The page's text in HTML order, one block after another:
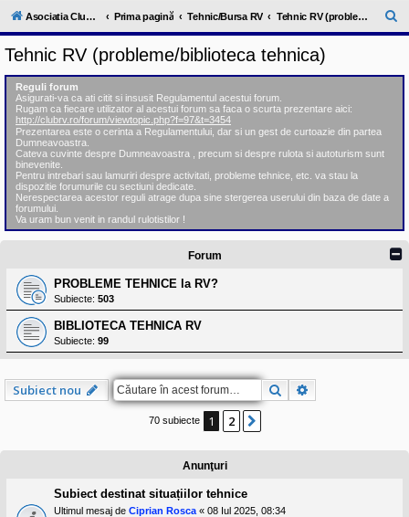
l
u
V
c
o
m
u
n
i
t
a
t
e
a
p
o
o
r
i
l
o
r
d
r
u
e
u
Asociatia ClubRV-RO Prima pagină Tehnic/Bursa RV Tehnic RV (probleme/biblioteca tehnica)
ă
Tehnic RV (probleme/biblioteca tehnica)
Reguli forum
Asigurati-va ca ati citit si insusit Regulamentul acestui forum.
Rugam ca fiecare utilizator al acestui forum sa faca o scurta prezentare aici:
http://clubrv.ro/forum/viewtopic.php?f=97&t=3454
Prezentarea este o cerinta a Regulamentului, dar si un gest de curtoazie din partea
Dumneavoastra.
Cateva cuvinte despre Dumneavoastra , precum si despre rulota si autoturism sunt
binevenite.
Pentru intrebari sau lamuriri despre activitati, probleme tehnice, etc. va stau la
dispozitie forumurile cu sectiuni dedicate.
Nerespectarea acestor reguli atrage dupa sine stergerea userului din baza de date a
forumului.
Va uram bun venit in randul rulotistilor !
Forum
PROBLEME TEHNICE la RV?
Subiecte: 503
BIBLIOTECA TEHNICA RV
Subiecte: 99
Subiect nou Căutare
70 subiecte 1 2
Anunţuri
Subiect destinat situațiilor tehnice
Ultimul mesaj de Ciprian Rosca « 08 Iul 2025, 08:34